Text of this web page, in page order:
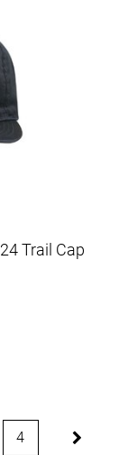
Trail Cap
4